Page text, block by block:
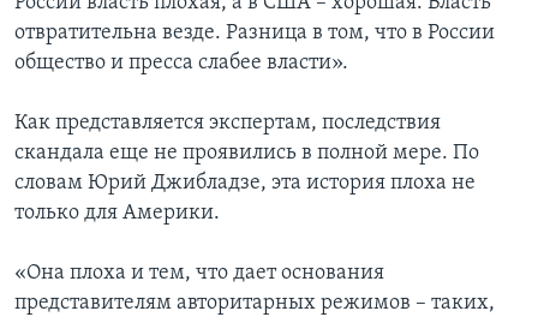
отвратительна везде. Разница в том, что в России
общество и пресса слабее власти».
Как представляется экспертам, последствия
скандала еще не проявились в полной мере. По
словам Юрий Джибладзе, эта история плоха не
только для Америки.
«Она плоха и тем, что дает основания
представителям авторитарных режимов – таких,